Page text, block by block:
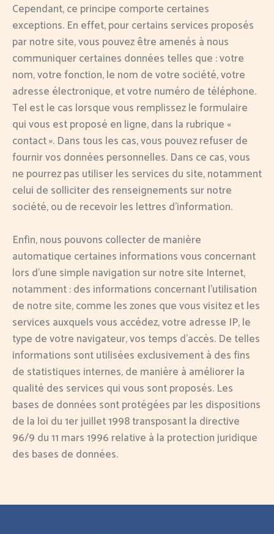
Cependant, ce principe comporte certaines
exceptions. En effet, pour certains services proposés
par notre site, vous pouvez être amenés à nous
communiquer certaines données telles que : votre
nom, votre fonction, le nom de votre société, votre
adresse électronique, et votre numéro de téléphone.
Tel est le cas lorsque vous remplissez le formulaire
qui vous est proposé en ligne, dans la rubrique «
contact ». Dans tous les cas, vous pouvez refuser de
fournir vos données personnelles. Dans ce cas, vous
ne pourrez pas utiliser les services du site, notamment
celui de solliciter des renseignements sur notre
société, ou de recevoir les lettres d’information.
Enfin, nous pouvons collecter de manière
automatique certaines informations vous concernant
lors d’une simple navigation sur notre site Internet,
notamment : des informations concernant l’utilisation
de notre site, comme les zones que vous visitez et les
services auxquels vous accédez, votre adresse IP, le
type de votre navigateur, vos temps d’accès. De telles
informations sont utilisées exclusivement à des fins
de statistiques internes, de manière à améliorer la
qualité des services qui vous sont proposés. Les
bases de données sont protégées par les dispositions
de la loi du 1er juillet 1998 transposant la directive
96/9 du 11 mars 1996 relative à la protection juridique
des bases de données.